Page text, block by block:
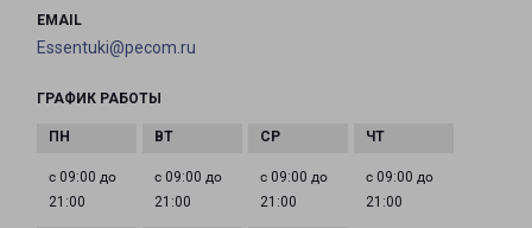
EMAIL
Essentuki@pecom.ru
ГРАФИК РАБОТЫ
с 09:00 до
21:00
с 09:00 до
21:00
с 09:00 до
21:00
с 09:00 до
21:00